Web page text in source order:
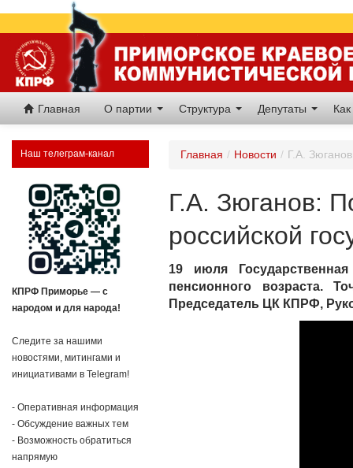
Главная О партии Структура Депутаты
Наш телеграм-канал
КПРФ Приморье — с
народом и для народа!
Следите за нашими
новостями, митингами и
инициативами в Telegram!
- Оперативная информация
- Обсуждение важных тем
- Возможность обратиться
напрямую
Главная / Новости / Г.А.
Г.А. Зюганов:
российской
19 июля
пенсионного возраста.
Председатель ЦК КПРФ,